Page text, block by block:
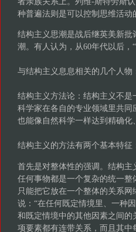
种普遍法则是可以控制思维活动
结构主义思潮是战后继英美新
潮。有人认为，从60年代以后，
与结构主义息息相关的几个人
结构主义方法论：结构主义不
科学家在各自的专业领域里共
也能像自然科学一样达到精确化
结构主义的方法有两个基本特征
首先是对整体性的强调。结构
任何事物都是一个复杂的统一
只能把它放在一个整体的关系
说：“在任何既定情境里、一种
和既定情境中的其他因素之间的
项要素都有连带关系，而且其